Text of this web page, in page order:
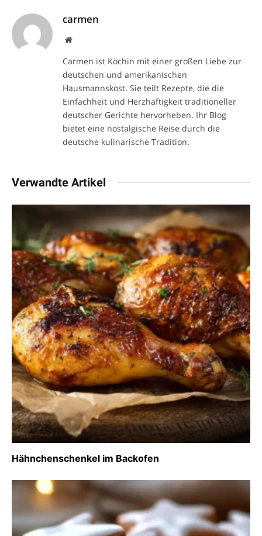
carmen
Website
Carmen ist Köchin mit einer großen Liebe zur
deutschen und amerikanischen
Hausmannskost. Sie teilt Rezepte, die die
Einfachheit und Herzhaftigkeit traditioneller
deutscher Gerichte hervorheben. Ihr Blog
bietet eine nostalgische Reise durch die
deutsche kulinarische Tradition.
Verwandte Artikel
Hähnchenschenkel im Backofen